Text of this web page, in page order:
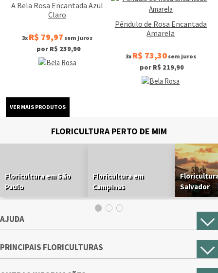
A Bela Rosa Encantada Azul
Claro
3x R$ 79,97 sem juros
por R$ 239,90
Pêndulo de Rosa Encantada
Amarela
3x R$ 73,30sem juros
por R$ 219,90
FLORICULTURA PERTO DE MIM
Floricultura em São
Paulo
Floricultura em
Campinas
Salvador
AJUDA
PRINCIPAIS FLORICULTURAS